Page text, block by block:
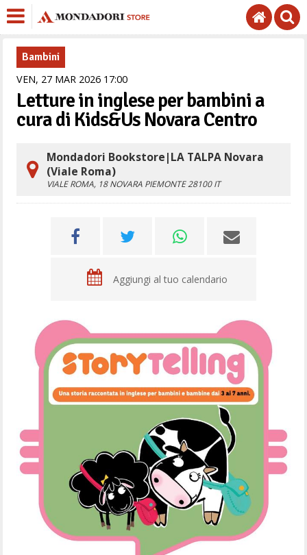
Bambini
VEN, 27 MAR 2026 1700
Letture in inglese per bambini a
cura di Kids&Us Novara Centro
Mondadori Bookstore|LA TALPA Novara
(Viale Roma)
VIALE ROMA, 18NOVARA PIEMONTE28100 IT
Aggiungi al tuo calendario